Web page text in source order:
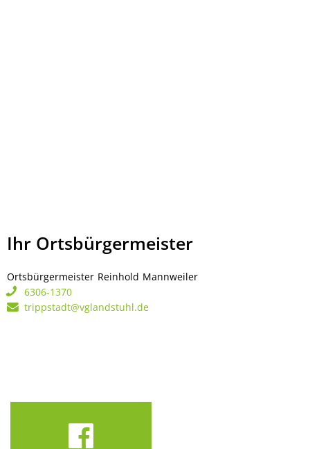
Ihr Ortsbürgermeister
Ortsbürgermeister Reinhold Mannweiler
6306-1370
trippstadt@vglandstuhl.de